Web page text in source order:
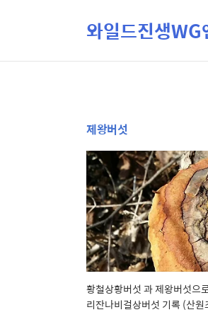
와일드진생
제왕버섯
황철상황버섯 과 제왕버섯으
리잔나비걸상버섯 기록 (산원